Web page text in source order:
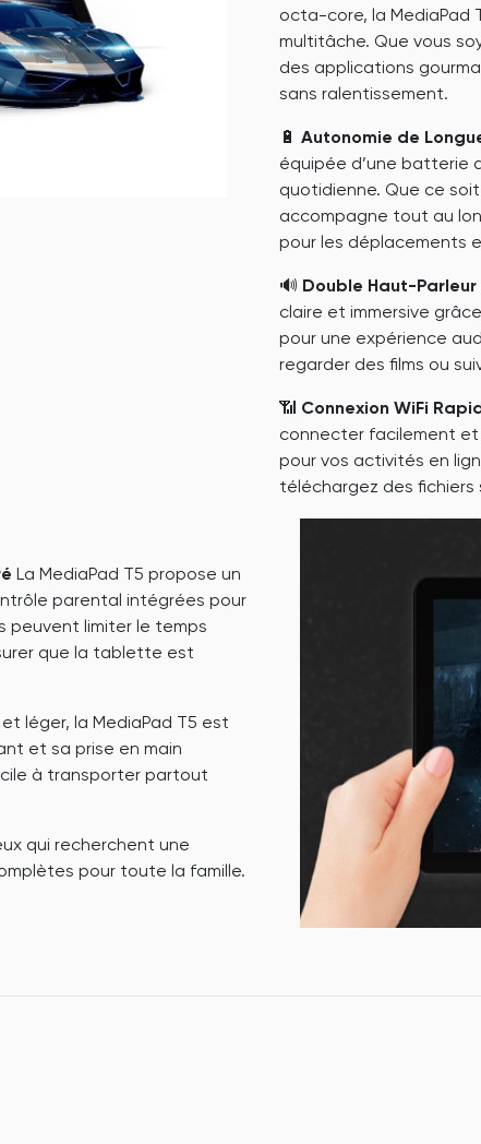
octa-core, la MediaPad
multitâche. Que vous
des applications
sans ralentissement.
🔋 Autonomie de
équipée d’une batterie
quotidienne. Que ce
accompagne tout au
pour les déplacements
🔊 Double Haut-
claire et immersive
pour une expérience
regarder des films ou
📶 Connexion WiFi
connecter facilement et
pour vos activités en
téléchargez des fichiers
La MediaPad T5 propose un
parental intégrées pour
peuvent limiter le temps
que la tablette est
léger, la MediaPad T5 est
et sa prise en main
à transporter partout
qui recherchent une
pour toute la famille.